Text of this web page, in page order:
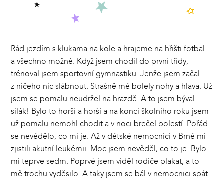
Rád jezdím s klukama na kole a hrajeme na hřišti fotbal
a všechno možné. Když jsem chodil do první třídy,
trénoval jsem sportovní gymnastiku. Jenže jsem začal
z ničeho nic slábnout. Strašně mě bolely nohy a hlava. Už
jsem se pomalu neudržel na hrazdě. A to jsem býval
silák! Bylo to horší a horší a na konci školního roku jsem
už pomalu nemohl chodit a v noci brečel bolestí. Pořád
se nevědělo, co mi je. Až v dětské nemocnici v Brně mi
zjistili akutní leukémii. Moc jsem nevěděl, co to je. Bylo
mi teprve sedm. Poprvé jsem viděl rodiče plakat, a to
mě trochu vyděsilo. A taky jsem se bál v nemocnici spát